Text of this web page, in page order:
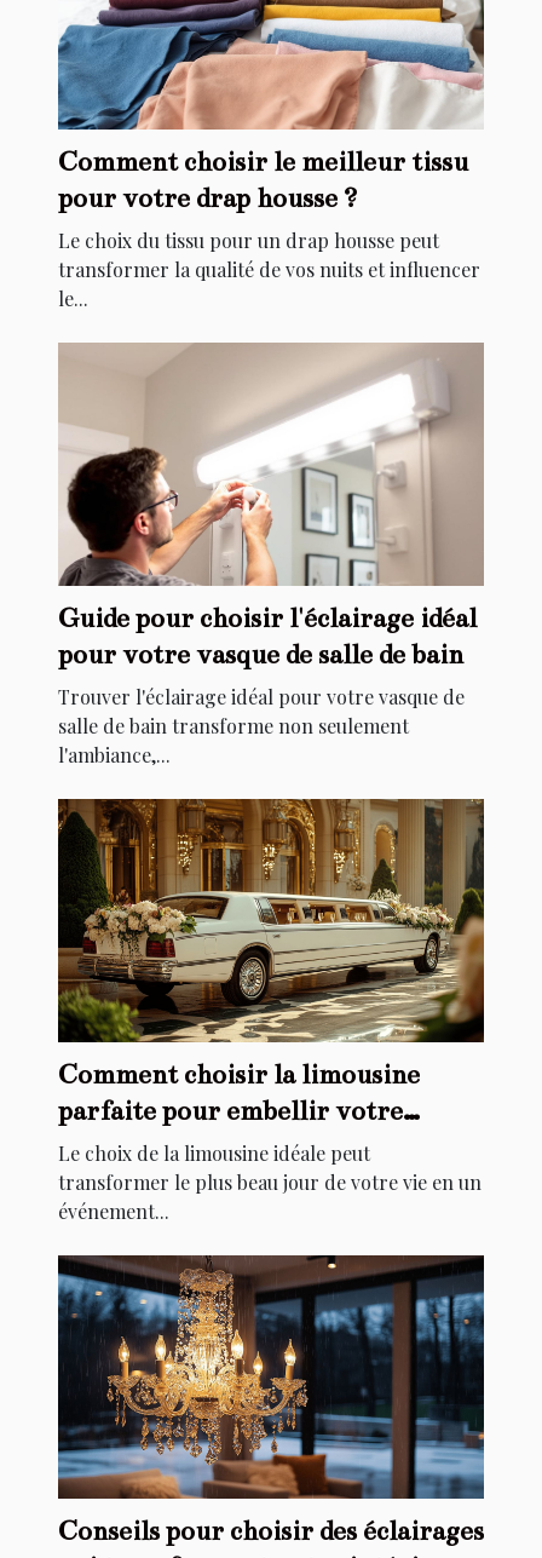
Comment choisir le meilleur tissu
pour votre drap housse ?
Le choix du tissu pour un drap housse peut
transformer la qualité de vos nuits et influencer
le...
Guide pour choisir l'éclairage idéal
pour votre vasque de salle de bain
Trouver l'éclairage idéal pour votre vasque de
salle de bain transforme non seulement
l'ambiance,...
Comment choisir la limousine
parfaite pour embellir votre
mariage
Le choix de la limousine idéale peut
transformer le plus beau jour de votre vie en un
événement...
Conseils pour choisir des éclairages